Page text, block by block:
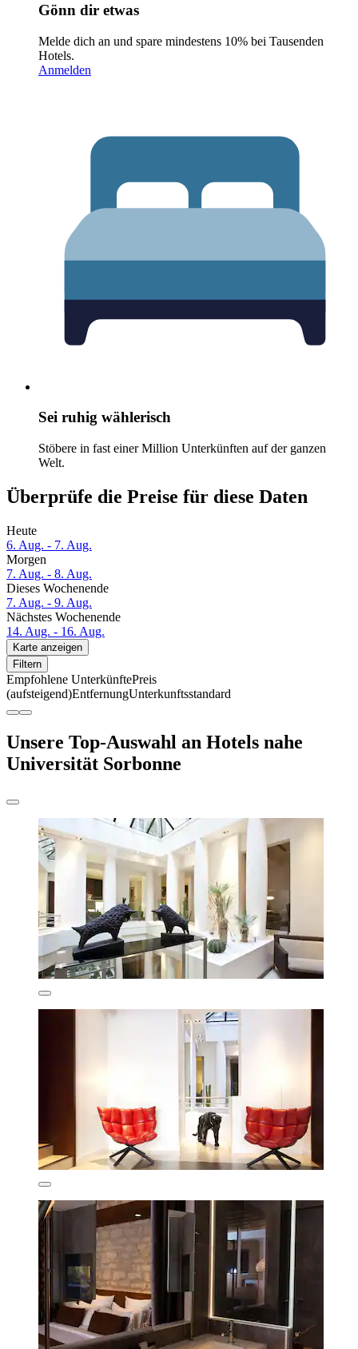
Gönn dir etwas
Melde dich an und spare mindestens 10% bei Tausenden
Hotels.
Anmelden
Sei ruhig wählerisch
Stöbere in fast einer Million Unterkünften auf der ganzen
Welt.
Überprüfe die Preise für diese Daten
Heute
6. Aug. - 7. Aug.
Morgen
7. Aug. - 8. Aug.
Dieses Wochenende
7. Aug. - 9. Aug.
Nächstes Wochenende
14. Aug. - 16. Aug.
Karte anzeigen
Filtern
Empfohlene UnterkünftePreis
(aufsteigend)EntfernungUnterkunftsstandard
Unsere Top-Auswahl an Hotels nahe
Universität Sorbonne